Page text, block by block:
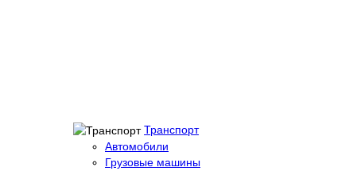
Транспорт
Автомобили
Грузовые машины